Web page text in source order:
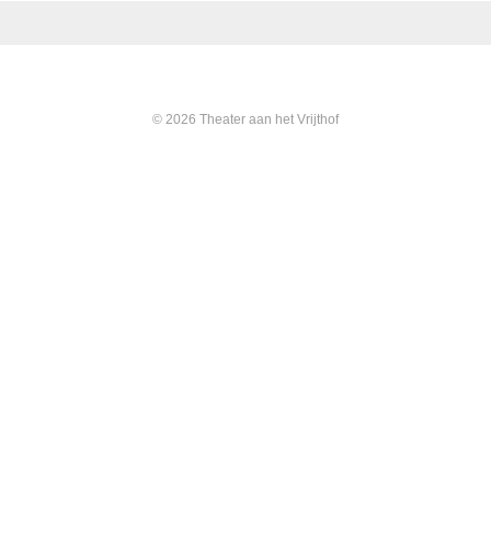
© 2026 Theater aan het Vrijthof